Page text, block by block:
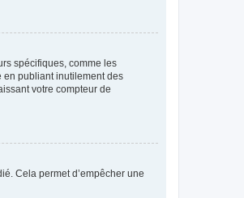
spécifiques, comme les
en publiant inutilement des
votre compteur de
Cela permet d’empêcher une